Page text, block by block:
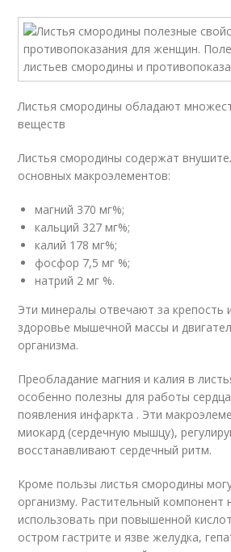
Листья смородины обладают
веществ
Листья смородины содержат
основных макроэлементов:
магний 370 мг%;
кальций 327 мг%;
калий 178 мг%;
фосфор 7,5 мг %;
натрий 2 мг %.
Эти минералы отвечают за крепость
здоровье мышечной массы и
организма.
Преобладание магния и калия в
особенно полезны для работы
появления инфаркта . Эти
миокард (сердечную мышцу),
восстанавливают сердечный ритм.
Кроме пользы листья смородины
организму. Растительный компонент
использовать при повышенной
остром гастрите и язве желудка,